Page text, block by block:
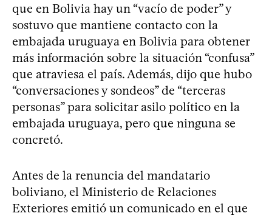
que en Bolivia hay un “vacío de poder” y
sostuvo que mantiene contacto con la
embajada uruguaya en Bolivia para obtener
más información sobre la situación “confusa”
que atraviesa el país. Además, dijo que hubo
“conversaciones y sondeos” de “terceras
personas” para solicitar asilo político en la
embajada uruguaya, pero que ninguna se
concretó.
Antes de la renuncia del mandatario
boliviano, el Ministerio de Relaciones
Exteriores emitió un comunicado en el que